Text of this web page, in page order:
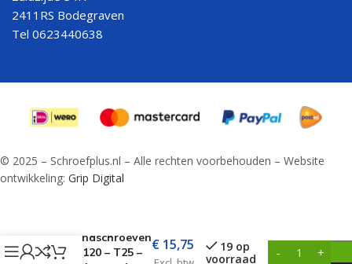
2411RS Bodegraven
Tel 0623440638
© 2025 – Schroefplus.nl – Alle rechten voorbehouden – Website
ontwikkeling: Grip Digital
Afstandschroeven
Ø6,0×120 – T25 –
€ 15,75
19 op
voorraad